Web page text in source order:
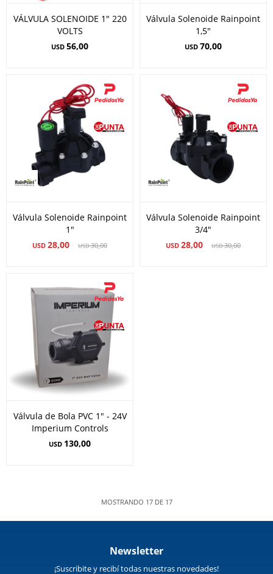
VÁLVULA SOLENOIDE 1" 220
VOLTS
USD 56,00
Válvula Solenoide Rainpoint
1,5"
USD 70,00
Válvula Solenoide Rainpoint
1"
USD 28,00 USD30,00
Válvula Solenoide Rainpoint
3/4"
USD 28,00 USD30,00
Válvula de Bola PVC 1" - 24V
Imperium Controls
USD 130,00
MOSTRANDO 17DE 17
Newsletter
¡Suscribite y recibí todas nuestras novedades!